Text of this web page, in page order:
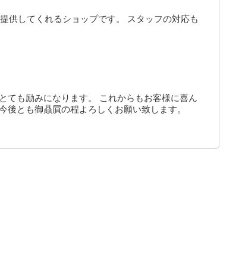
供してくれるショップです。 スタッフの対応も
ても励みになります。 これからもお客様に喜ん
とも御贔屓の程よろしくお願い致します。